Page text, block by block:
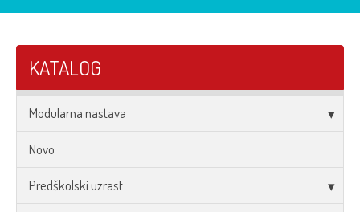
KATALOG
Modularna nastava
Novo
Predškolski uzrast